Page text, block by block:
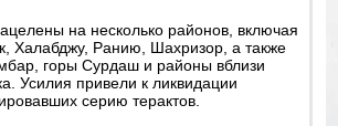
на несколько районов, включая
Халабджу, Ранию, Шахризор, а также
горы Сурдаш и районы вблизи
Усилия привели к ликвидации
серию терактов.